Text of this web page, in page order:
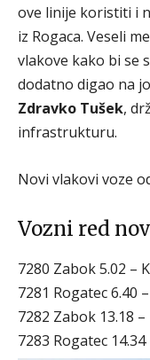
ove linije koristiti i
iz Rogaca. Veseli
vlakove kako bi se
dodatno digao na
Zdravko Tušek,
infrastrukturu.
Novi vlakovi voze
Vozni red
7280 Zabok 5.02 –
7281 Rogatec 6.40
7282 Zabok 13.18
7283 Rogatec